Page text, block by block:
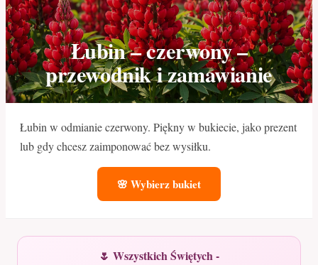
Łubin – czerwony –
przewodnik i zamawianie
Łubin w odmianie czerwony. Piękny w bukiecie, jako prezent
lub gdy chcesz zaimponować bez wysiłku.
🌸 Wybierz bukiet
🌷 Wszystkich Świętych -